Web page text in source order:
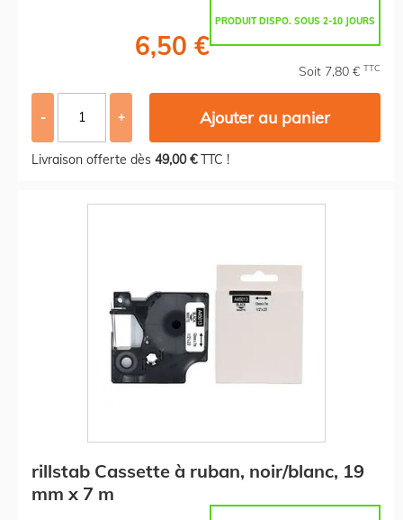
PRODUIT DISPO. SOUS 2-10 JOURS
6,50 €
Soit 7,80 € TTC
- + Ajouter au panier
Livraison offerte dès 49,00 €TTC !
rillstab Cassette à ruban, noir/blanc, 19
mm x 7 m